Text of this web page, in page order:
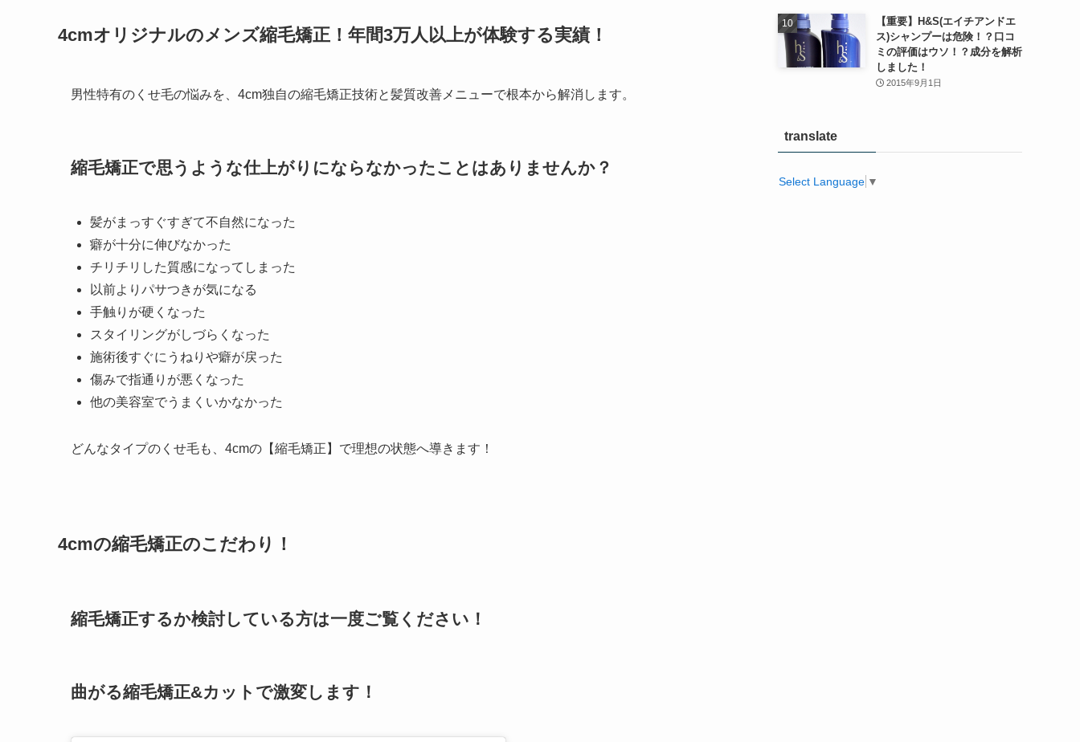
4cmオリジナルのメンズ縮毛矯正！年間3万人以上が体験する実績！
男性特有のくせ毛の悩みを、4cm独自の縮毛矯正技術と髪質改善メニューで根本から解消します。
縮毛矯正で思うような仕上がりにならなかったことはありませんか？
髪がまっすぐすぎて不自然になった
癖が十分に伸びなかった
チリチリした質感になってしまった
以前よりパサつきが気になる
手触りが硬くなった
スタイリングがしづらくなった
施術後すぐにうねりや癖が戻った
傷みで指通りが悪くなった
他の美容室でうまくいかなかった
どんなタイプのくせ毛も、4cmの【縮毛矯正】で理想の状態へ導きます！
4cmの縮毛矯正のこだわり！
縮毛矯正するか検討している方は一度ご覧ください！
曲がる縮毛矯正&カットで激変します！
【重要】H&S(エイチアンドエ
ス)シャンプーは危険！？口コ
ミの評価はウソ！？成分を解析
しました！
2015年9月1日
translate
Select Language ▼